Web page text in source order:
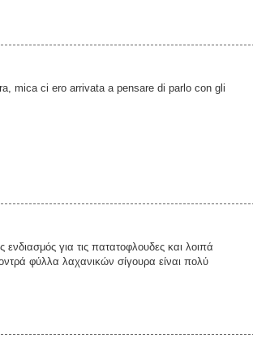
mica ci ero arrivata a pensare di parlo con gli
για τις πατατοφλουδες και λοιπά
φύλλα λαχανικών σίγουρα είναι πολύ